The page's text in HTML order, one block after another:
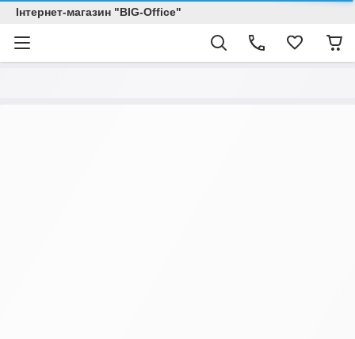
Інтернет-магазин "BIG-Office"